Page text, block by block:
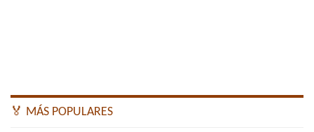
🏅 MÁS POPULARES